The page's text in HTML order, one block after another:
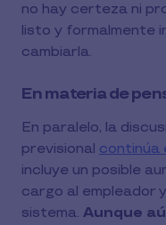
no hay certeza ni
listo y formalmente
cambiarla.
En materia de
En paralelo, la
previsional continúa
incluye un posible
cargo al empleador
sistema. Aunque